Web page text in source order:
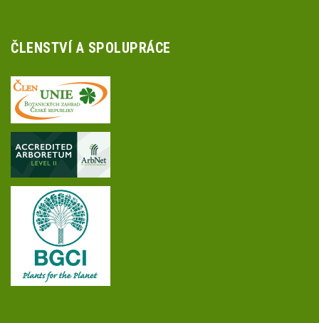
ČLENSTVÍ A SPOLUPRÁCE